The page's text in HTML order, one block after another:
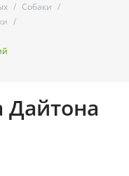
/ Собаки /
/